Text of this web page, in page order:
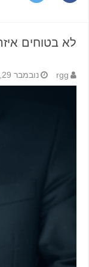
לא בטוחים
rgg נובמבר 29, 2020